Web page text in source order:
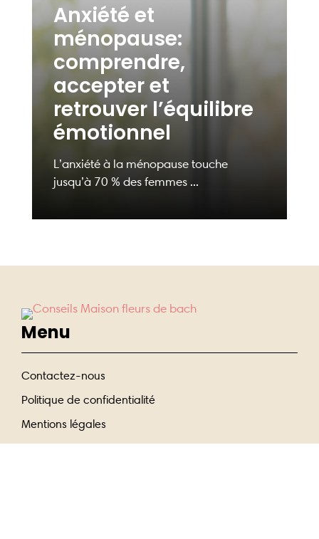
Anxiété et
ménopause:
comprendre,
accepter et
retrouver l’équilibre
émotionnel
L’anxiété à la ménopause touche
jusqu’à 70 % des femmes ...
Menu
Contactez-nous
Politique de confidentialité
Mentions légales